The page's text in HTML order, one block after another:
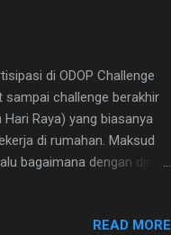
di ODOP Challenge
sampai challenge berakhir
Raya) yang biasanya
di rumahan. Maksud
bagaimana dengan diriku
READ MORE